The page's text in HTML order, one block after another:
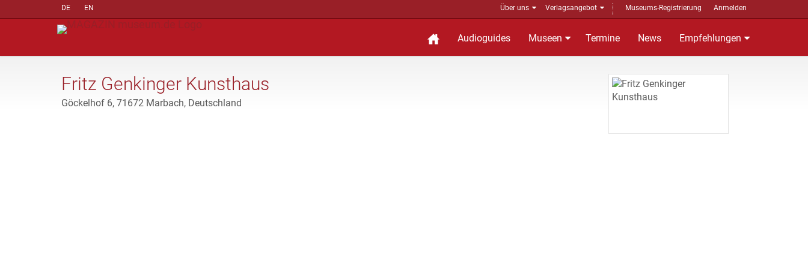
DE EN Über uns Verlagsangebot Museums-Registrierung Anmelden
Audioguides Museen Termine News Empfehlungen
Fritz Genkinger Kunsthaus
Göckelhof 6, 71672 Marbach, Deutschland